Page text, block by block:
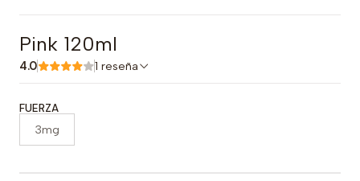
Pink 120ml
4.0 1 reseña
FUERZA
3mg